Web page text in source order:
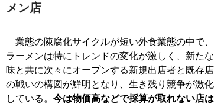
メン店
業態の陳腐化サイクルが短い外食業態の中で、
ラーメンは特にトレンドの変化が激しく、新たな
味と共に次々にオープンする新規出店者と既存店
の戦いの構図が鮮明となり、生き残り競争が激化
している。 今は物価高などで採算が取れない店は